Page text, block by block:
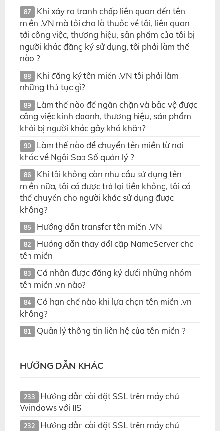
87
Khi xảy ra tranh chấp liên quan đến tên
miền .VN mà tôi cho là thuộc về tôi, liên quan
tới công việc, thương hiệu, sản phẩm của tôi bị
người khác đăng ký sử dụng, tôi phải làm thế
nào ?
88
Khi đăng ký tên miền .VN tôi phải làm
những thủ tục gì?
89
Làm thế nào để ngăn chặn và bảo vệ được
công việc kinh doanh, thương hiệu, sản phẩm
khỏi bị người khác gây khó khăn?
90
Làm thế nào để chuyển tên miền từ nơi
khác về Ngôi Sao Số quản lý ?
86
Khi tôi không còn nhu cầu sử dụng tên
miền nữa, tôi có được trả lại tiền không, tôi có
thể chuyển cho người khác sử dụng được
không?
85 Hướng dẫn transfer tên miền .VN
82
Hướng dẫn thay đổi cặp NameServer cho
tên miền
83
Cá nhân được đăng ký dưới những nhóm
tên miền .vn nào?
84
Có hạn chế nào khi lựa chọn tên miền .vn
không?
81 Quản lý thông tin liên hệ của tên miền ?
HƯỚNG DẪN KHÁC
233
Hướng dẫn cài đặt SSL trên máy chủ
Windows với IIS
232
Hướng dẫn cài đặt SSL trên máy chủ